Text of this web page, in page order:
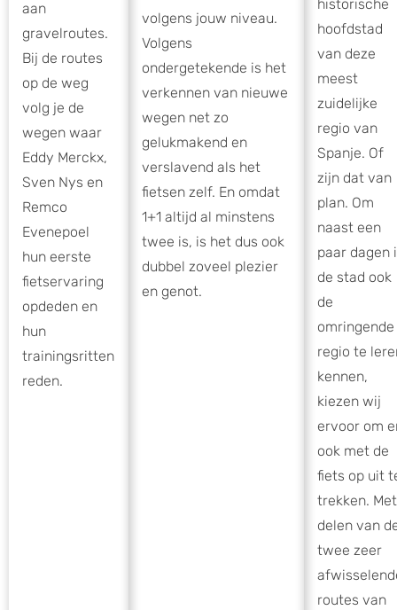
aan
gravelroutes.
Bij de routes
op de weg
volg je de
wegen waar
Eddy Merckx,
Sven Nys en
Remco
Evenepoel
hun eerste
fietservaring
opdeden en
hun
trainingsritten
reden.
volgens jouw niveau.
Volgens
ondergetekende is het
verkennen van nieuwe
wegen net zo
gelukmakend en
verslavend als het
fietsen zelf. En omdat
1+1 altijd al minstens
twee is, is het dus ook
dubbel zoveel plezier
en genot.
historische
hoofdstad
van deze
meest
zuidelijke
regio van
Spanje. Of
zijn dat van
plan. Om
naast een
paar dagen
de stad ook
de
omringende
regio te
kennen,
kiezen wij
ervoor om
ook met de
fiets op uit
trekken. Met
delen van
twee zeer
routes van